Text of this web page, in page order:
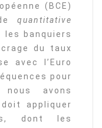
(BCE)
quantitative
les banquiers
du taux
avec l’Euro
pour
nous avons
appliquer
dont les